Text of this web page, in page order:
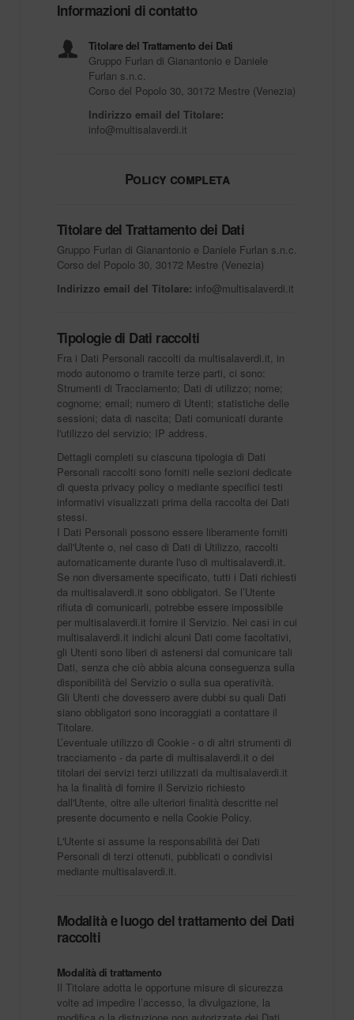
Informazioni di contatto
Titolare del Trattamento dei Dati
Gruppo Furlan di Gianantonio e Daniele
Furlan s.n.c.
Corso del Popolo 30, 30172 Mestre (Venezia)
Indirizzo email del Titolare:
info@multisalaverdi.it
Policy completa
Titolare del Trattamento dei Dati
Gruppo Furlan di Gianantonio e Daniele Furlan s.n.c.
Corso del Popolo 30, 30172 Mestre (Venezia)
Indirizzo email del Titolare: info@multisalaverdi.it
Tipologie di Dati raccolti
Fra i Dati Personali raccolti da multisalaverdi.it, in
modo autonomo o tramite terze parti, ci sono:
Strumenti di Tracciamento; Dati di utilizzo; nome;
cognome; email; numero di Utenti; statistiche delle
sessioni; data di nascita; Dati comunicati durante
l'utilizzo del servizio; IP address.
Dettagli completi su ciascuna tipologia di Dati
Personali raccolti sono forniti nelle sezioni dedicate
di questa privacy policy o mediante specifici testi
informativi visualizzati prima della raccolta dei Dati
stessi.
I Dati Personali possono essere liberamente forniti
dall'Utente o, nel caso di Dati di Utilizzo, raccolti
automaticamente durante l'uso di multisalaverdi.it.
Se non diversamente specificato, tutti i Dati richiesti
da multisalaverdi.it sono obbligatori. Se l’Utente
rifiuta di comunicarli, potrebbe essere impossibile
per multisalaverdi.it fornire il Servizio. Nei casi in cui
multisalaverdi.it indichi alcuni Dati come facoltativi,
gli Utenti sono liberi di astenersi dal comunicare tali
Dati, senza che ciò abbia alcuna conseguenza sulla
disponibilità del Servizio o sulla sua operatività.
Gli Utenti che dovessero avere dubbi su quali Dati
siano obbligatori sono incoraggiati a contattare il
Titolare.
L’eventuale utilizzo di Cookie - o di altri strumenti di
tracciamento - da parte di multisalaverdi.it o dei
titolari dei servizi terzi utilizzati da multisalaverdi.it
ha la finalità di fornire il Servizio richiesto
dall'Utente, oltre alle ulteriori finalità descritte nel
presente documento e nella Cookie Policy.
L'Utente si assume la responsabilità dei Dati
Personali di terzi ottenuti, pubblicati o condivisi
mediante multisalaverdi.it.
Modalità e luogo del trattamento dei Dati
raccolti
Modalità di trattamento
Il Titolare adotta le opportune misure di sicurezza
volte ad impedire l’accesso, la divulgazione, la